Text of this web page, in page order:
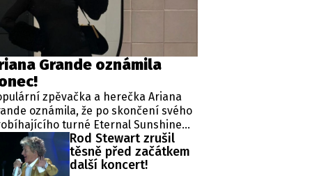
fotografie, videa?
Grande oznámila
zpěvačka a herečka Ariana
oznámila, že po skončení svého
turné Eternal Sunshine
hodlá na neurčito opustit záři
Rod Stewart zrušil
těsně před začátkem
další koncert!